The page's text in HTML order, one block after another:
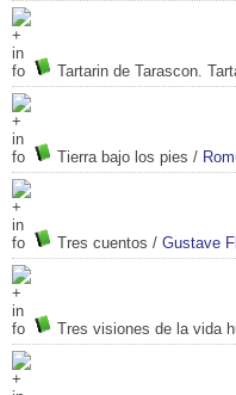
Tartarin de Tarascon.
Tierra bajo los pies /
Tres cuentos / Gustave
Tres visiones de la vida